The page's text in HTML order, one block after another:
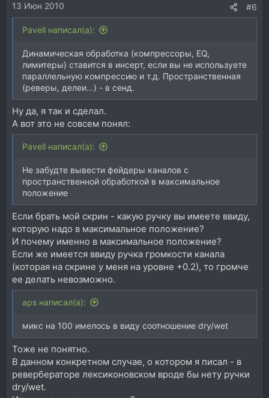
13 Июн 2010 #6
Pavell написал(а):
Динамическая обработка (компрессоры, EQ,
лимитеры) ставится в инсерт, если вы не используете
параллельную компрессию и т.д. Пространственная
(реверы, делеи...) - в сенд.
Ну да, я так и сделал.
А вот это не совсем понял:
Pavell написал(а):
Не забудте вывести фейдеры каналов с
пространственной обработкой в максимальное
положение
Если брать мой скрин - какую ручку вы имеете ввиду,
которую надо в максимальное положение?
И почему именно в максимальное положение?
Если же имеется ввиду ручка громкости канала
(которая на скрине у меня на уровне +0.2), то громче
ее делать невозможно.
aps написал(а):
микс на 100 имелось в виду соотношение dry/wet
Тоже не понятно.
В данном конкретном случае, о котором я писал - в
ревербераторе лексиконовском вроде бы нету ручки
dry/wet.